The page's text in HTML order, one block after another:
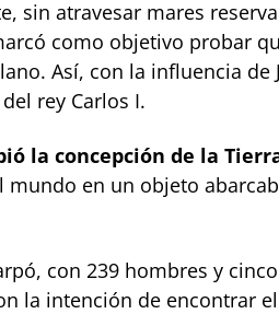
sin atravesar mares
como objetivo probar
Así, con la influencia de
rey Carlos I.
la concepción de la
en un objeto
con 239 hombres y
la intención de encontrar